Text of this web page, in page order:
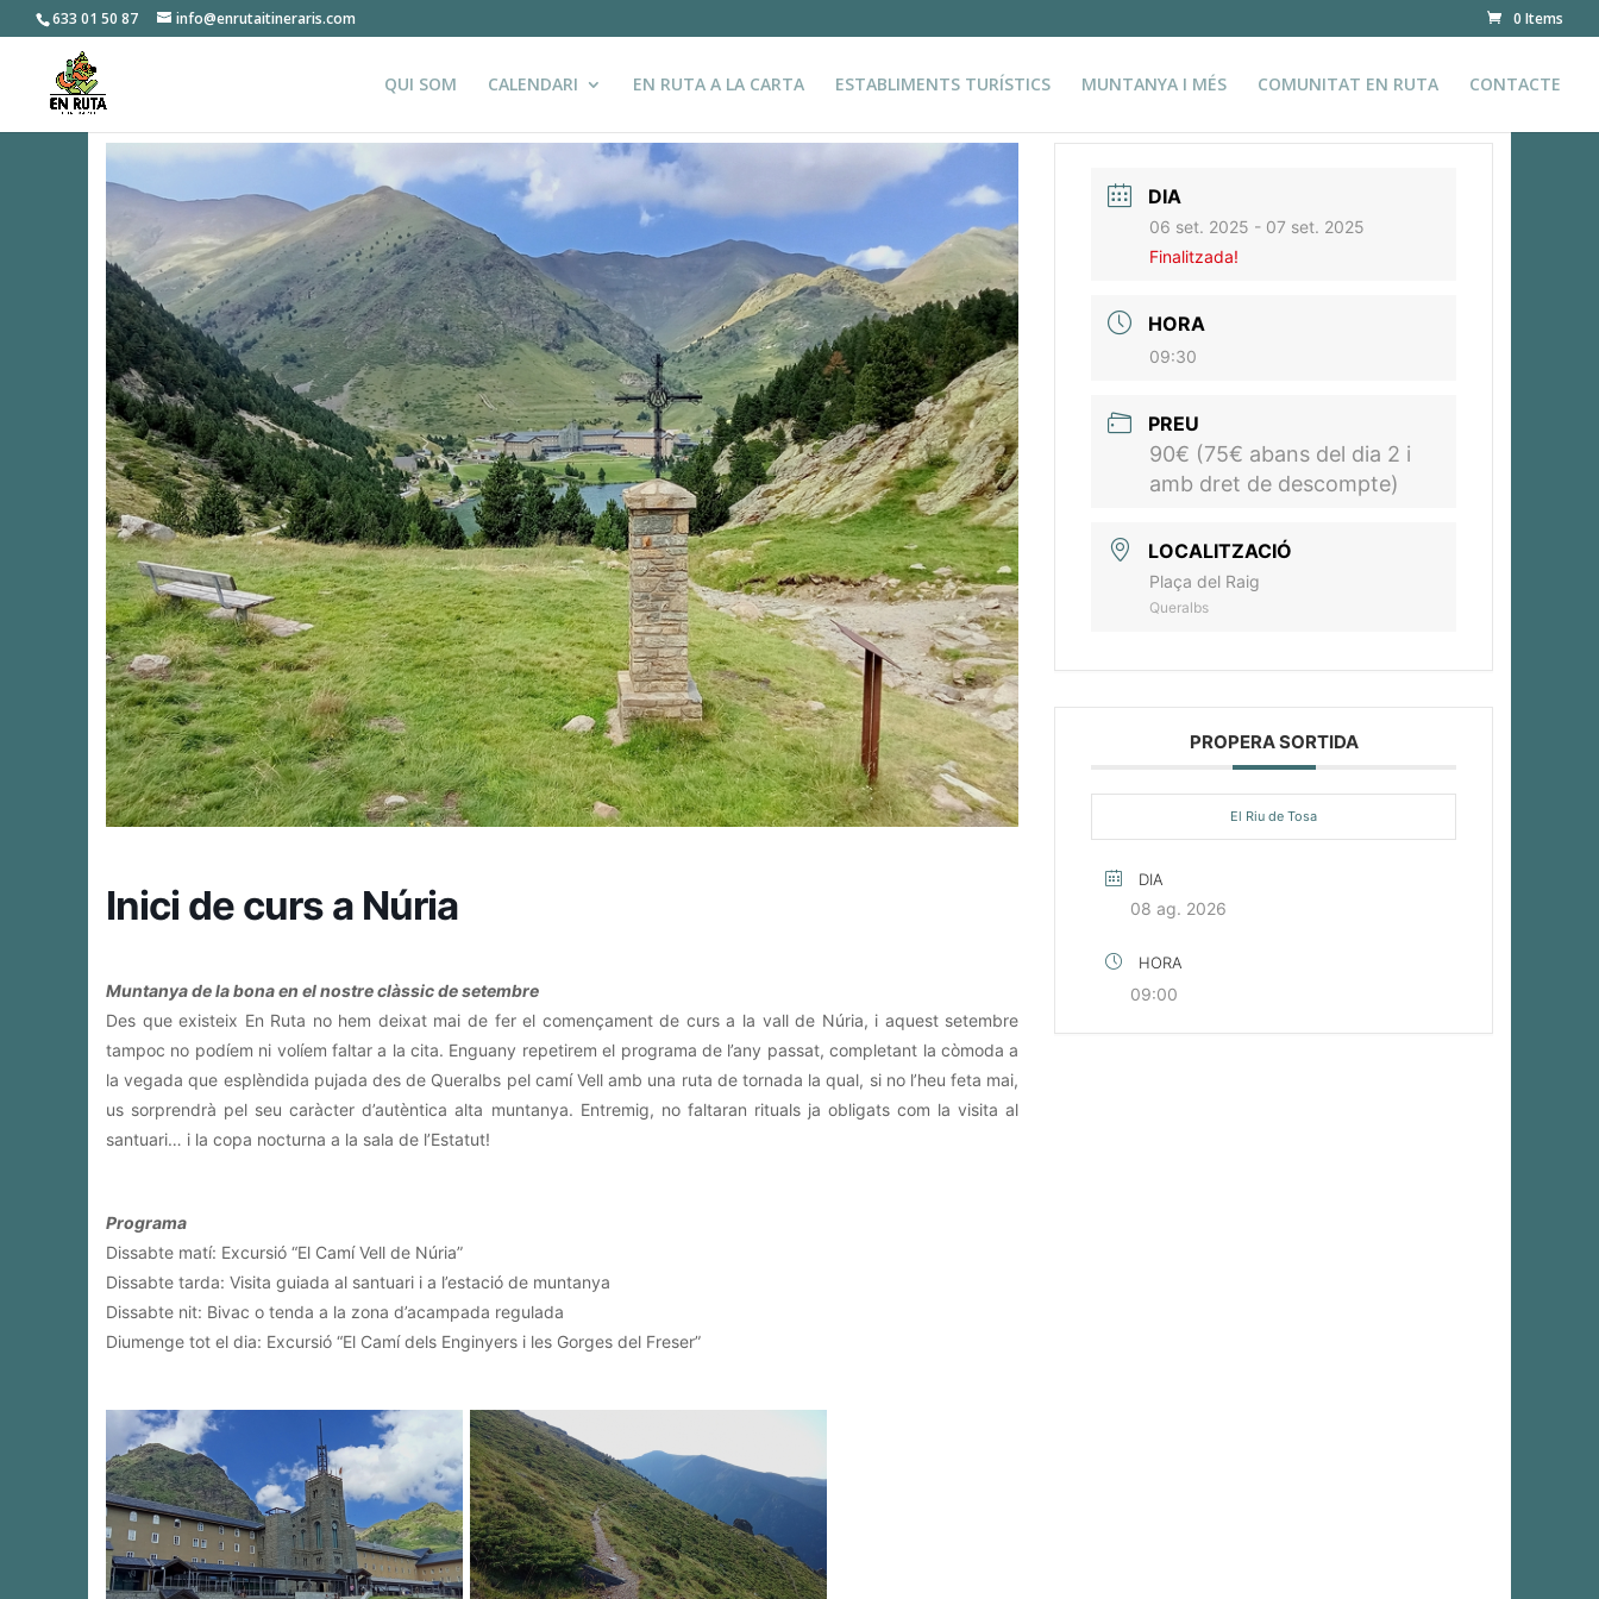
633 01 50 87 info@enrutaitineraris.com 0 Items
QUI SOM CALENDARI EN RUTA A LA CARTA ESTABLIMENTS TURÍSTICS MUNTANYA I MÉS COMUNITAT EN RUTA CONTACTE
Inici de curs a Núria
Muntanya de la bona en el nostre clàssic de setembre
Des que existeix En Ruta no hem deixat mai de fer el començament de curs a la vall de Núria, i aquest setembre
tampoc no podíem ni volíem faltar a la cita. Enguany repetirem el programa de l’any passat, completant la còmoda a
la vegada que esplèndida pujada des de Queralbs pel camí Vell amb una ruta de tornada la qual, si no l’heu feta mai,
us sorprendrà pel seu caràcter d’autèntica alta muntanya. Entremig, no faltaran rituals ja obligats com la visita al
santuari… i la copa nocturna a la sala de l’Estatut!
Programa
Dissabte matí: Excursió “El Camí Vell de Núria”
Dissabte tarda: Visita guiada al santuari i a l’estació de muntanya
Dissabte nit: Bivac o tenda a la zona d’acampada regulada
Diumenge tot el dia: Excursió “El Camí dels Enginyers i les Gorges del Freser”
DIA
06 set. 2025 - 07 set. 2025
Finalitzada!
HORA
09:30
PREU
90€ (75€ abans del dia 2 i
amb dret de descompte)
LOCALITZACIÓ
Plaça del Raig
Queralbs
PROPERA SORTIDA
El Riu de Tosa
DIA
08 ag. 2026
HORA
09:00